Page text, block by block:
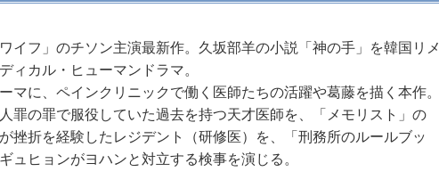
ワイフ」のチソン主演最新作。久坂部羊の小説「神の手」を韓国リメ
ィカル・ヒューマンドラマ。
マに、ペインクリニックで働く医師たちの活躍や葛藤を描く本作。
罪の罪で服役していた過去を持つ天才医師を、「メモリスト」の
挫折を経験したレジデント（研修医）を、「刑務所のルールブッ
ュヒョンがヨハンと対立する検事を演じる。